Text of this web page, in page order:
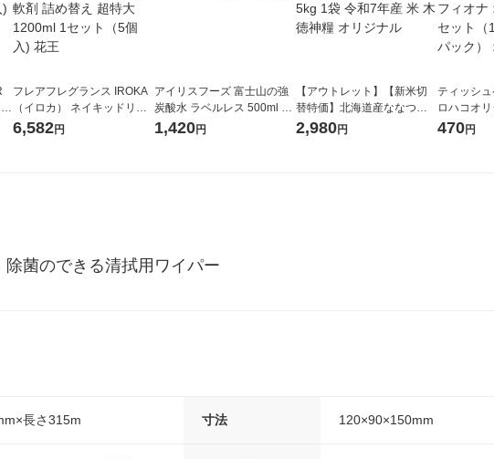
フレアフレグランス IROKA
（イロカ） ネイキッドリリ
ーの香り 柔軟剤 詰め替え 超
6,582円
アイリスフーズ 富士山の強
炭酸水 ラベルレス 500ml 1
箱（24本入）
1,420円
【アウトレット】【新米切
替特価】北海道産ななつぼ
し 無洗米 5kg 1袋 令和7年産
2,980円
ティッシ
ロハコオ
ックティッ
470円
菌のできる清拭用ワイパー
長さ315m 寸法 120×90×150mm